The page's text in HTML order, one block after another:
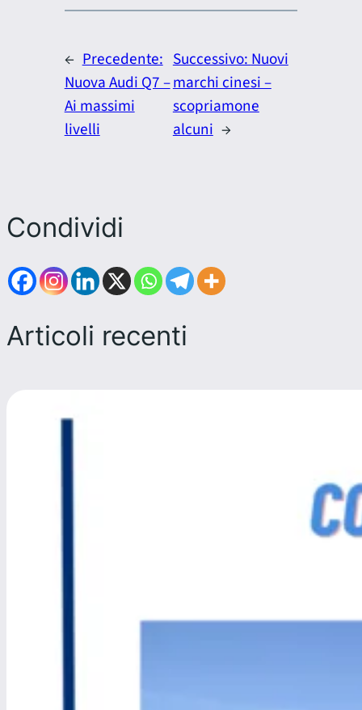
← Precedente:
Nuova Audi Q7 –
Ai massimi
livelli
Successivo:Nuovi
marchi cinesi –
scopriamone
alcuni →
Condividi
Articoli recenti